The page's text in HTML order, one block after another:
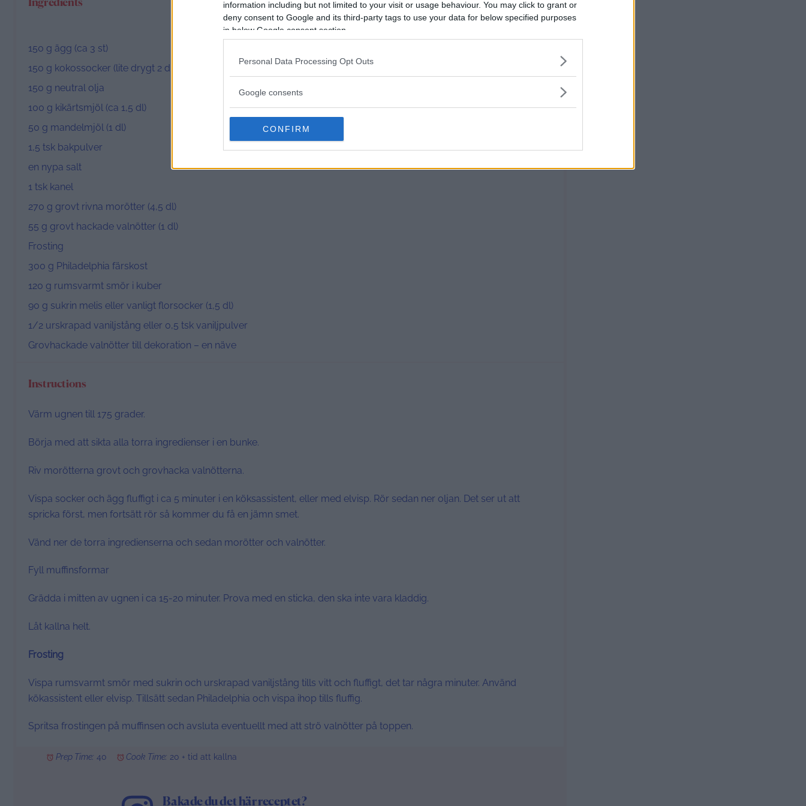
information including but not limited to your visit or usage behaviour. You may click to grant or
deny consent to Google and its third-party tags to use your data for below specified purposes
in below Google consent section.
Personal Data Processing Opt Outs
Google consents
CONFIRM
Ingredients
150 g ägg (ca 3 st)
150 g kokossocker (lite drygt 2 dl)
150 g neutral olja
100 g kikärtsmjöl (ca 1,5 dl)
50 g mandelmjöl (1 dl)
1,5 tsk bakpulver
en nypa salt
1 tsk kanel
270 g grovt rivna morötter (4,5 dl)
55 g grovt hackade valnötter (1 dl)
Frosting
300 g Philadelphia färskost
120 g rumsvarmt smör i kuber
90 g sukrin melis eller vanligt florsocker (1,5 dl)
1/2 urskrapad vaniljstång eller 0,5 tsk vaniljpulver
Grovhackade valnötter till dekoration – en näve
Instructions
Värm ugnen till 175 grader.
Börja med att sikta alla torra ingredienser i en bunke.
Riv morötterna grovt och grovhacka valnötterna.
Vispa socker och ägg fluffigt i ca 5 minuter i en köksassistent, eller med elvisp. Rör sedan ner oljan. Det ser ut att
spricka först, men fortsätt rör så kommer du få en jämn smet.
Vänd ner de torra ingredienserna och sedan morötter och valnötter.
Fyll muffinsformar
Grädda i mitten av ugnen i ca 15-20 minuter. Prova med en sticka, den ska inte vara kladdig.
Låt kallna helt.
Frosting
Vispa rumsvarmt smör med sukrin och urskrapad vaniljstång tills vitt och fluffigt, det tar några minuter. Använd
kökassistent eller elvisp. Tillsätt sedan Philadelphia och vispa ihop tills fluffig.
Spritsa frostingen på muffinsen och avsluta eventuellt med att strö valnötter på toppen.
Prep Time: 40 Cook Time: 20 + tid att kallna
Bakade du det här receptet?